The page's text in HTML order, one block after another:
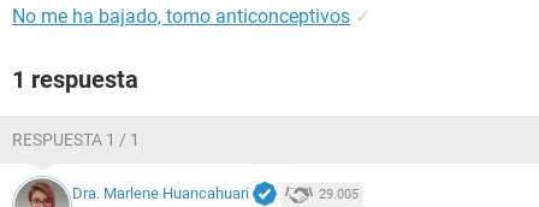
No me ha bajado, tomo anticonceptivos ✓
1 respuesta
RESPUESTA 1 / 1
Dra. Marlene Huancahuari 29.005